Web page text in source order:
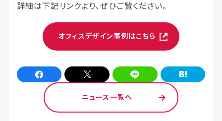
詳細は下記リンクより、ぜひご覧ください。
オフィスデザイン事例はこちら
ニュース一覧へ